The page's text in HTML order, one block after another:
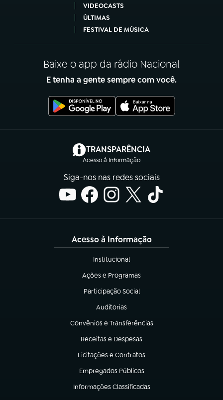
VIDEOCASTS
ÚLTIMAS
FESTIVAL DE MÚSICA
Baixe o app da rádio Nacional
E tenha a gente sempre com você.
TRANSPARÊNCIA
Acesso à Informação
(abre em nova aba)
Siga-nos nas redes sociais
Acesso à Informação
Institucional
(abre em nova aba)
Ações e Programas
(abre em nova aba)
Participação Social
(abre em nova aba)
Auditorias
(abre em nova aba)
Convênios e Transferências
(abre em nova aba)
Receitas e Despesas
(abre em nova aba)
Licitações e Contratos
(abre em nova aba)
Empregados Públicos
(abre em nova aba)
Informações Classificadas
(abre em nova aba)